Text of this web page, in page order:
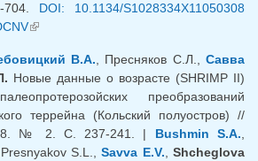
704. DOI: 10.1134/S1028334X11050308
(link is external)
В.А. , Пресняков С.Л.,Савва
Новые данные о возрасте (SHRIMP II)
преобразований
террейна (Кольский полуостров) //
№ 2. С. 237-241. | Bushmin S.A.
, Presnyakov S.L.,Savva E.V. ,Shcheglova